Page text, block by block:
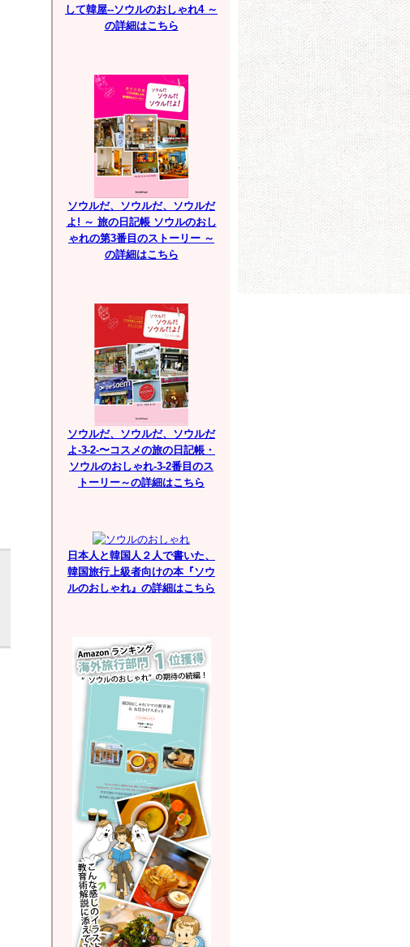
して韓屋--ソウルのおしゃれ4 ～
の詳細はこちら
ソウルだ、ソウルだ、ソウルだ
よ! ～ 旅の日記帳 ソウルのおし
ゃれの第3番目のストーリー ～
の詳細はこちら
ソウルだ、ソウルだ、ソウルだ
よ-3-2-〜コスメの旅の日記帳・
ソウルのおしゃれ-3-2番目のス
トーリー～の詳細はこちら
日本人と韓国人２人で書いた、
韓国旅行上級者向けの本『ソウ
ルのおしゃれ』の詳細はこちら